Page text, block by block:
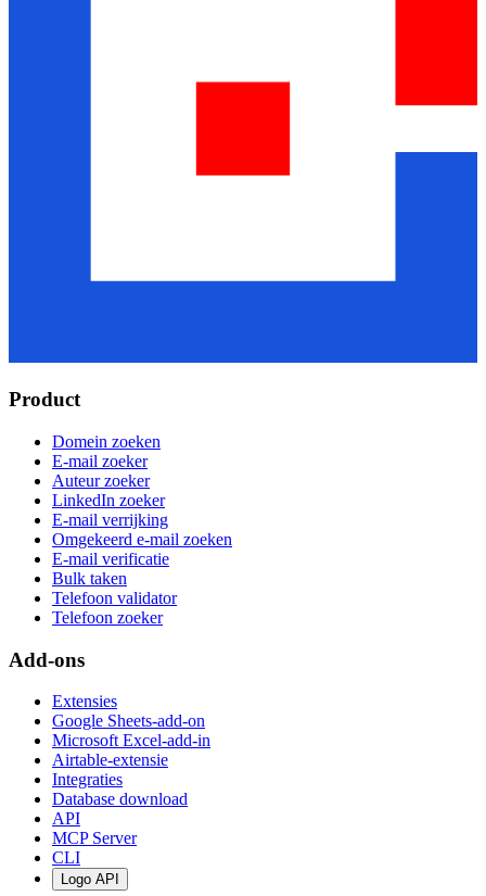
Product
Domein zoeken
E-mail zoeker
Auteur zoeker
LinkedIn zoeker
E-mail verrijking
Omgekeerd e-mail zoeken
E-mail verificatie
Bulk taken
Telefoon validator
Telefoon zoeker
Add-ons
Extensies
Google Sheets-add-on
Microsoft Excel-add-in
Airtable-extensie
Integraties
Database download
API
MCP Server
CLI
Logo API